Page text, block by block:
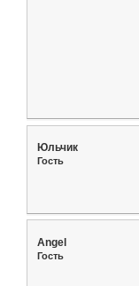
Юльчик
Гость
Angel
Гость